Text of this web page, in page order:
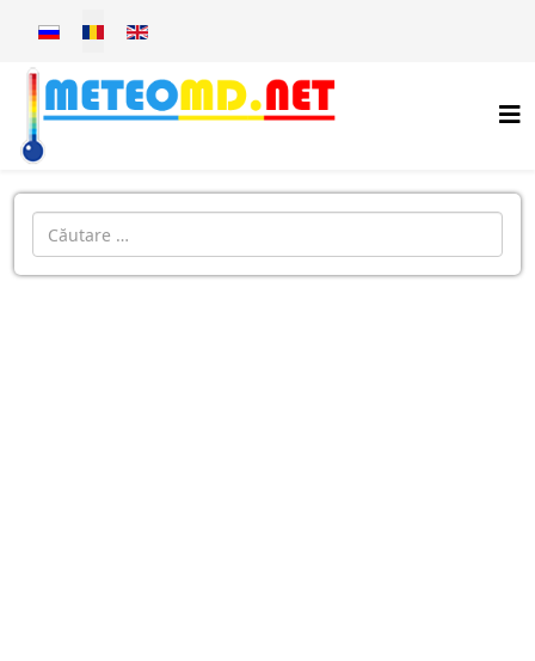
Selectați limba dvs
Introdu localitatea: